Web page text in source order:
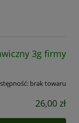
3g firmy
brak towaru
26,00 zł